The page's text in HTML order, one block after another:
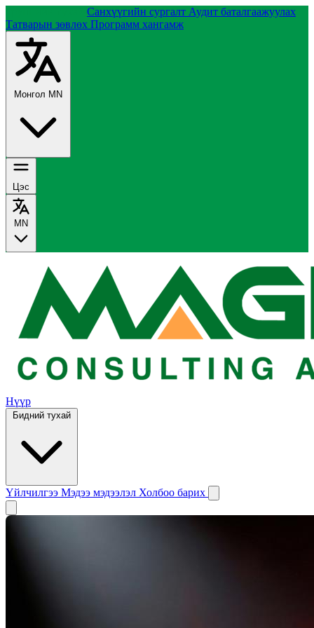
Санхүүгийн сургалт Аудит баталгаажуулах
Татварын зөвлөх Программ хангамж
Монгол MN
Цэс
MN
Нүүр
Бидний тухай
Үйлчилгээ Мэдээ мэдээлэл Холбоо барих